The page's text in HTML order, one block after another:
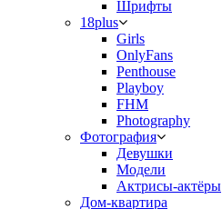
Шрифты
18plus
Girls
OnlyFans
Penthouse
Playboy
FHM
Photography
Фотография
Девушки
Модели
Актрисы-актёры
Дом-квартира